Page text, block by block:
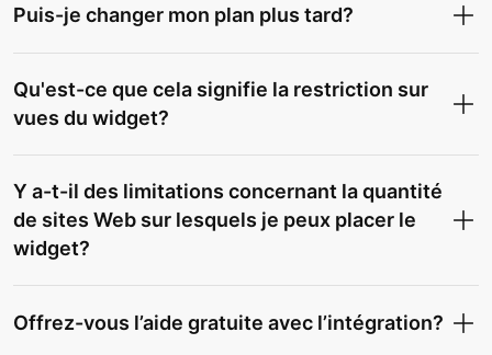
Puis-je changer mon plan plus tard?
Qu'est-ce que cela signifie la restriction sur
vues du widget?
Y a-t-il des limitations concernant la quantité
de sites Web sur lesquels je peux placer le
widget?
Offrez-vous l’aide gratuite avec l’intégration?